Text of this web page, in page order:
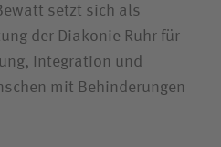
setzt sich als
der Diakonie Ruhr für
Integration und
mit Behinderungen